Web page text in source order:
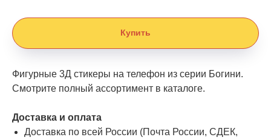
Купить
Фигурные 3Д стикеры на телефон из серии Богини.
Смотрите полный ассортимент в каталоге.
Доставка и оплата
Доставка по всей России (Почта России, СДЕК,